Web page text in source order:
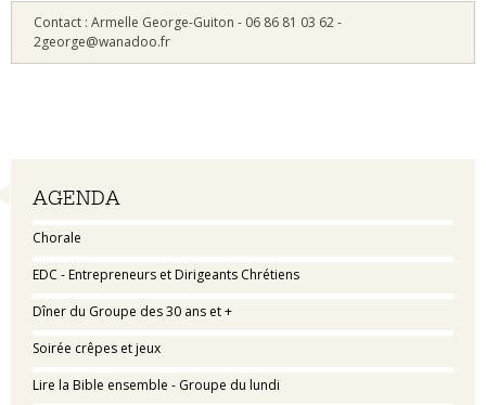
Navigation
AGENDA
Chorale
EDC - Entrepreneurs et Dirigeants Chrétiens
Dîner du Groupe des 30 ans et +
Soirée crêpes et jeux
Lire la Bible ensemble - Groupe du lundi
Contact : Armelle George-Guiton - 06 86 81 03 62 -
2george@wanadoo.fr